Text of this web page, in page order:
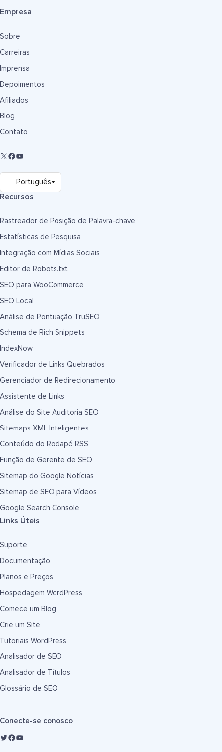
Empresa
Sobre
Carreiras
Imprensa
Depoimentos
Afiliados
Blog
Contato
Recursos
Rastreador de Posição de Palavra-chave
Estatísticas de Pesquisa
Integração com Mídias Sociais
Editor de Robots.txt
SEO para WooCommerce
SEO Local
Análise de Pontuação TruSEO
Schema de Rich Snippets
IndexNow
Verificador de Links Quebrados
Gerenciador de Redirecionamento
Assistente de Links
Análise do Site Auditoria SEO
Sitemaps XML Inteligentes
Conteúdo do Rodapé RSS
Função de Gerente de SEO
Sitemap do Google Notícias
Sitemap de SEO para Vídeos
Google Search Console
Links Úteis
Suporte
Documentação
Planos e Preços
Hospedagem WordPress
Comece um Blog
Crie um Site
Tutoriais WordPress
Analisador de SEO
Analisador de Títulos
Glossário de SEO
Conecte-se conosco